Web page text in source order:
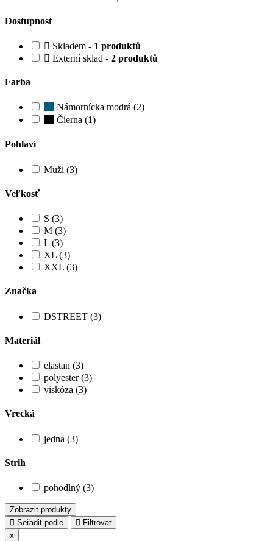
Dostupnost
Skladem - 1 produktů
Externí sklad - 2 produktů
Farba
Námornícka modrá (2)
Čierna (1)
Pohlaví
Muži (3)
Veľkosť
S (3)
M (3)
L (3)
XL (3)
XXL (3)
Značka
DSTREET (3)
Materiál
elastan (3)
polyester (3)
viskóza (3)
Vrecká
jedna (3)
Strih
pohodlný (3)
Zobrazit produkty
Seřadit podle
Filtrovat
x